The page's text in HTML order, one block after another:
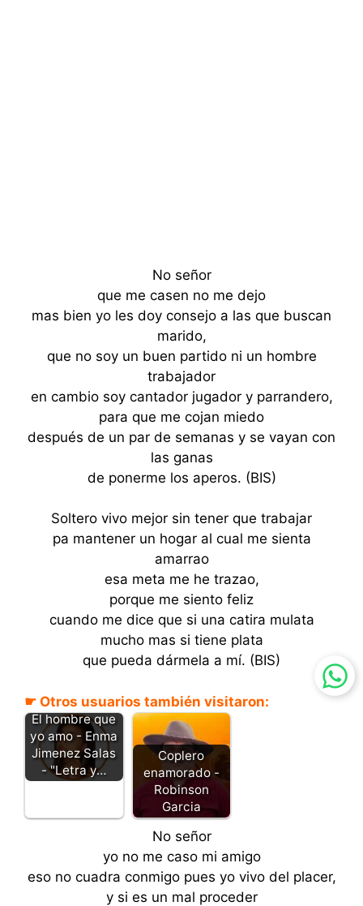
No señor
que me casen no me dejo
mas bien yo les doy consejo a las que buscan
marido,
que no soy un buen partido ni un hombre
trabajador
en cambio soy cantador jugador y parrandero,
para que me cojan miedo
después de un par de semanas y se vayan con
las ganas
de ponerme los aperos. (BIS)
Soltero vivo mejor sin tener que trabajar
pa mantener un hogar al cual me sienta
amarrao
esa meta me he trazao,
porque me siento feliz
cuando me dice que si una catira mulata
mucho mas si tiene plata
que pueda dármela a mí. (BIS)
☛ Otros usuarios también visitaron:
El hombre que
yo amo - Enma
Jimenez Salas
- "Letra y…
Coplero
enamorado -
Robinson
Garcia
No señor
yo no me caso mi amigo
eso no cuadra conmigo pues yo vivo del placer,
y si es un mal proceder